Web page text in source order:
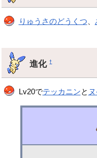
りゅうさのどうくつ
進化†
Lv20でテッカニンと